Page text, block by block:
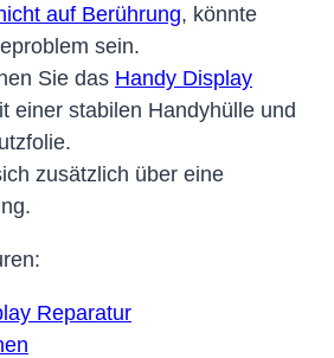
auf Berührung, könnte
sein.
Sie das Handy Display
einer stabilen Handyhülle und
zusätzlich über eine
Reparatur